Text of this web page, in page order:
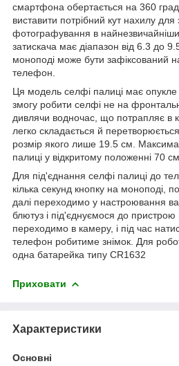
смартфона обертається на 360
виставити потрібний кут нахилу для
фотографування в
затискача має діапазон від 6.3 до
моноподі може бути зафіксований
телефон.
Ця модель селфі палиці має
змогу робити селфі не на
дивлячи водночас, що потрапляє в
легко складається й
розмір якого лише 19.5 см.
палиці у відкритому положенні 70 см.
Для під'єднання селфі палиці до
кілька секунд кнопку на моноподі,
далі переходимо у настроювання
блютуз і під'єднуємося до
переходимо в камеру, і під час
телефон робитиме знімок. Для
одна батарейка типу CR1632
Приховати
Характеристики
Основні